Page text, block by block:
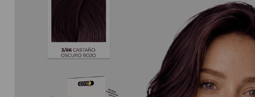
3.
4. shampoo
5.
6.
7. secador